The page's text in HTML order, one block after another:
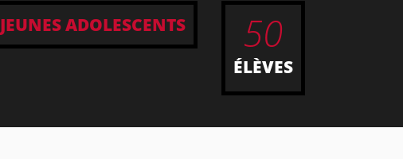
50
ÉLÈVES
JEUNES ADOLESCENTS